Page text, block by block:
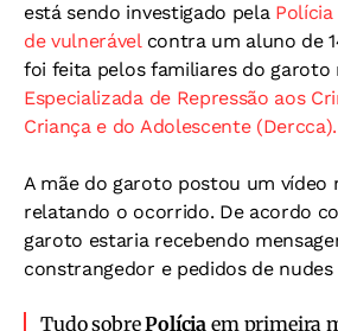
está sendo investigado pela Polícia
de vulnerávelcontra um aluno de
foi feita pelos familiares do garoto
Especializada de Repressão aos
Criança e do Adolescente (Dercca).
A mãe do garoto postou um vídeo
relatando o ocorrido. De acordo
garoto estaria recebendo
constrangedor e pedidos de nudes
Tudo sobrePolícia em primeira